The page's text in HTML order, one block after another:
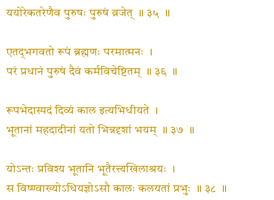
ययोरेकतरेणैव पुरुषः पुरुषं व्रजेत् ॥ ३५ ॥
एतद्‍भगवतो रूपं ब्रह्मणः परमात्मनः ।
परं प्रधानं पुरुषं दैवं कर्मविचेष्टितम् ॥ ३६ ॥
रूपभेदास्पदं दिव्यं काल इत्यभिधीयते ।
भूतानां महदादीनां यतो भिन्नदृशां भयम् ॥ ३७ ॥
योऽन्तः प्रविश्य भूतानि भूतैरत्त्यखिलाश्रयः ।
स विष्ण्वाख्योऽधियज्ञोऽसौ कालः कलयतां प्रभुः ॥ ३८ ॥